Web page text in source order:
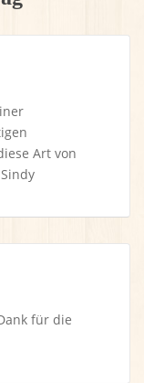
Art von
für die